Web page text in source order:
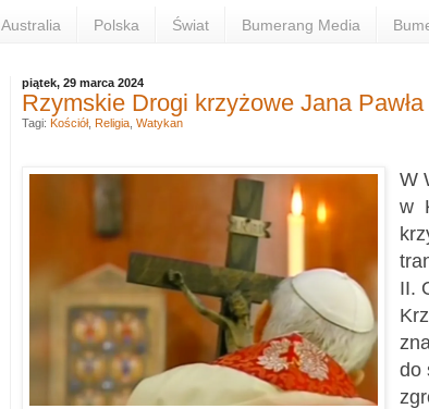
Australia Polska Świat Bumerang Media
piątek, 29 marca 2024
Rzymskie Drogi krzyżowe Jana Pawła
W
w
II.
do
Tagi: Kościół, Religia, Watykan